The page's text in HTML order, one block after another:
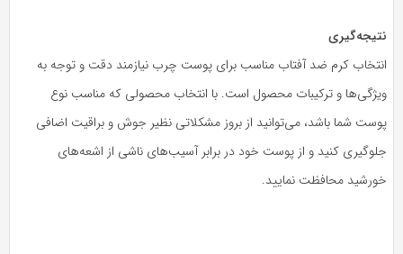
کرم ضد آفتاب مناسب برای پوست چرب نیازمند دقت و توجه به
و ترکیبات محصول است. با انتخاب محصولی که مناسب نوع
شما باشد، می‌توانید از بروز مشکلاتی نظیر جوش و براقیت اضافی
کنید و از پوست خود در برابر آسیب‌های ناشی از اشعه‌های
محافظت نمایید.